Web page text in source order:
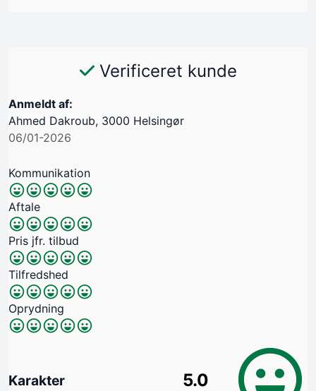
Verificeret kunde
Anmeldt af:
Ahmed Dakroub, 3000 Helsingør
06/01-2026
Kommunikation
Aftale
Pris jfr. tilbud
Tilfredshed
Oprydning
Karakter 5.0